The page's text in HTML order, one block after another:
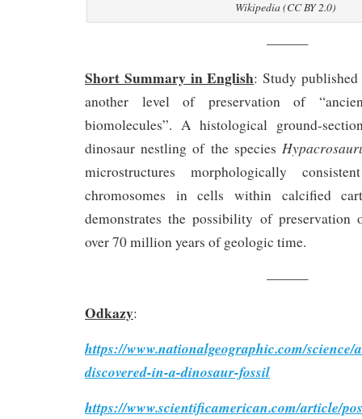
Wikipedia (CC BY 2.0)
———
Short Summary in English: Study
another level of preservation of
biomolecules”. A histological ground-
dinosaur nestling of the species
microstructures morphologically
chromosomes in cells within calcified
demonstrates the possibility of
over 70 million years of geologic time.
———
Odkazy:
https://www.nationalgeographic.com/
discovered-in-a-dinosaur-fossil
https://www.scientificamerican.com/article/